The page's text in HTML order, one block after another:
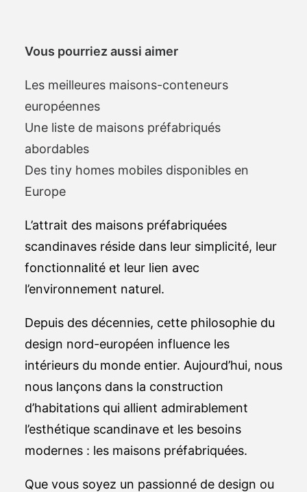
Vous pourriez aussi aimer
Les meilleures maisons-conteneurs
européennes
Une liste de maisons préfabriqués
abordables
Des tiny homes mobiles disponibles en
Europe
L’attrait des maisons préfabriquées
scandinaves réside dans leur simplicité, leur
fonctionnalité et leur lien avec
l’environnement naturel.
Depuis des décennies, cette philosophie du
design nord-européen influence les
intérieurs du monde entier. Aujourd’hui, nous
nous lançons dans la construction
d’habitations qui allient admirablement
l’esthétique scandinave et les besoins
modernes : les maisons préfabriquées.
Que vous soyez un passionné de design ou